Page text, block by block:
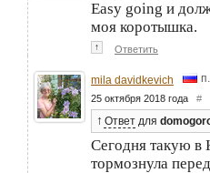
Easy going и
моя коротышка.
↑ Ответить
mila davidkevich
25 октября 2018 года #
↑ Ответ для
Сегодня такую в
тормознула